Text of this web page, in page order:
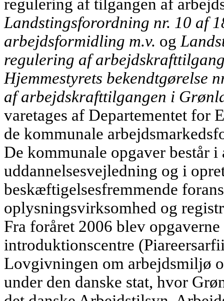
regulering af tilgangen af
Landstingsforordning nr. 10 af
arbejdsformidling m.v. og
regulering af
Hjemmestyrets bekendtgørelse
af arbejdskrafttilgangen i
varetages af Departementet for
de kommunale
De kommunale opgaver består
uddannelsesvejledning og i
beskæftigelsesfremmende
oplysningsvirksomhed og
Fra foråret 2006 blev
introduktions­centre
Lovgivningen om arbejdsmiljø
under den danske stat, hvor